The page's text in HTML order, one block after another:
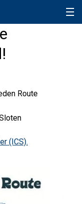
Route
(ICS).